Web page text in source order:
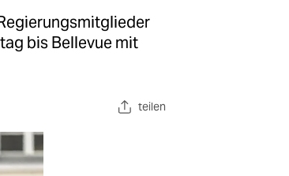
bis Bellevue mit
teilen